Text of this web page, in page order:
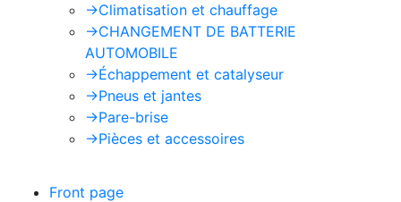
->Climatisation et chauffage
->CHANGEMENT DE BATTERIE
AUTOMOBILE
->Échappement et catalyseur
->Pneus et jantes
->Pare-brise
->Pièces et accessoires
Front page